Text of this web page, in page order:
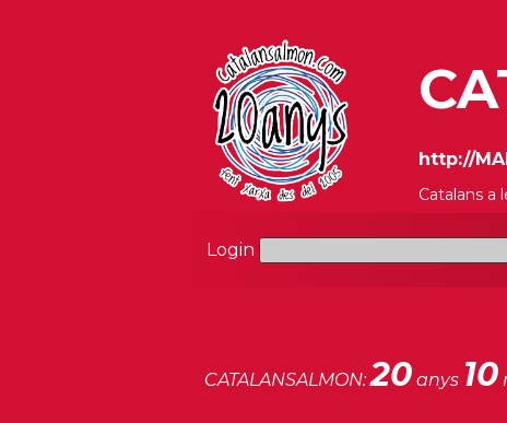
http://
Catalans a
Login
CATALANSALMON:20anys 10